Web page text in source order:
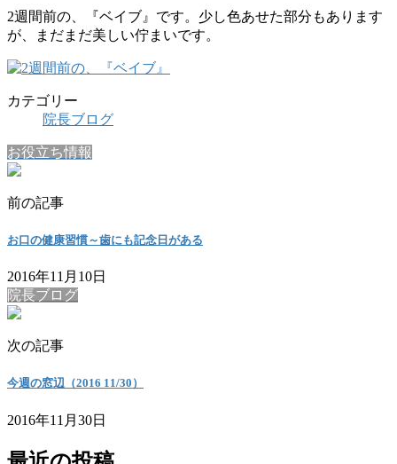
2週間前の、『ベイブ』です。少し色あせた部分もあります
が、まだまだ美しい佇まいです。
カテゴリー
院長ブログ
お役立ち情報
前の記事
お口の健康習慣～歯にも記念日がある
2016年11月10日
院長ブログ
次の記事
今週の窓辺（2016 11/30）
2016年11月30日